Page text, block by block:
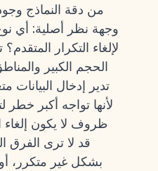
من دقة النماذج
وجهة نظر أصلية: أي
لإلغاء التكرار
الحجم الكبير
تدير إدخال البيانات
لأنها تواجه أكبر خطر
ظروف لا يكون إلغاء
قد لا ترى الفرق
بشكل غير متكرر،